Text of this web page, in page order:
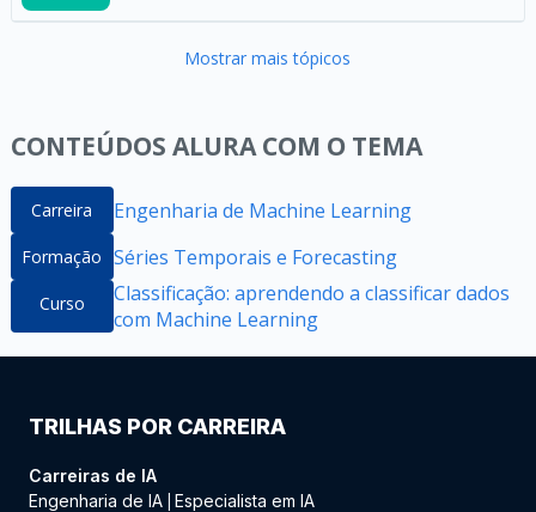
Mostrar mais tópicos
CONTEÚDOS ALURA COM O TEMA
Carreira Engenharia de Machine Learning
Formação Séries Temporais e Forecasting
Curso
Classificação: aprendendo a classificar dados
com Machine Learning
TRILHAS POR CARREIRA
Carreiras de IA
Engenharia de IA Especialista em IA